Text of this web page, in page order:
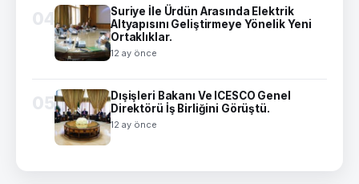
04
Suriye İle Ürdün Arasında Elektrik
Altyapısını Geliştirmeye Yönelik Yeni
Ortaklıklar.
12 ay önce
05
Dışişleri Bakanı Ve ICESCO Genel
Direktörü İş Birliğini Görüştü.
12 ay önce